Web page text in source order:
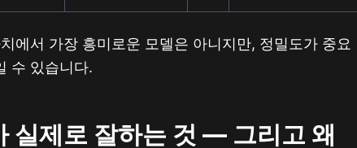
에서 가장 흥미로운 모델은 아니지만, 정밀도가 중요
수 있습니다.
제로 잘하는 것 — 그리고 왜